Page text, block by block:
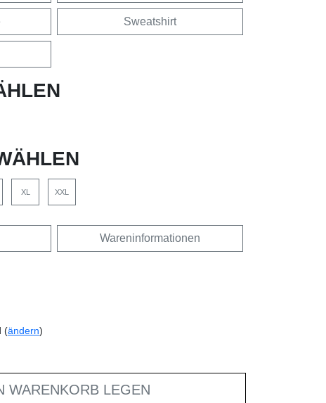
Sweatshirt
XL XXL
Wareninformationen
(ändern)
WARENKORB LEGEN